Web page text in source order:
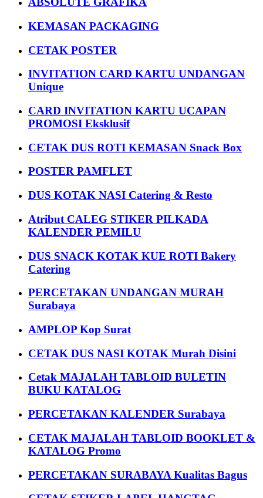
KEMASAN PACKAGING
CETAK POSTER
INVITATION CARD KARTU UNDANGAN
Unique
CARD INVITATION KARTU UCAPAN
PROMOSI Eksklusif
CETAK DUS ROTI KEMASAN Snack Box
POSTER PAMFLET
DUS KOTAK NASI Catering & Resto
Atribut CALEG STIKER PILKADA
KALENDER PEMILU
DUS SNACK KOTAK KUE ROTI Bakery
Catering
PERCETAKAN UNDANGAN MURAH
Surabaya
AMPLOP Kop Surat
CETAK DUS NASI KOTAK Murah Disini
Cetak MAJALAH TABLOID BULETIN
BUKU KATALOG
PERCETAKAN KALENDER Surabaya
CETAK MAJALAH TABLOID BOOKLET &
KATALOG Promo
PERCETAKAN SURABAYA Kualitas Bagus